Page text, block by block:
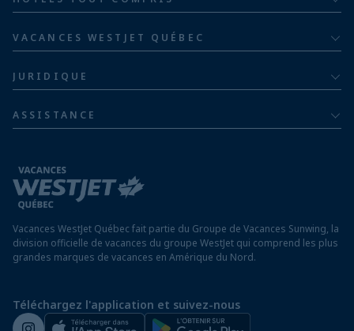
Pour les familles
Familles de cinq ou plus
Groupe hôtelier Barceló
Hôtels en République dominicaine
Hôtels en Jamaïque
Hôtels au Mexique
Hôtels au Panama
Hôtels à Saint-Martin
VACANCES WESTJET QUÉBEC
Communiquer avec nous
Informations sur la compagnie aérienne
JURIDIQUE
Modalités et conditions
Rapport sur l’esclavage moderne
ASSISTANCE
Avis aux voyageurs
Exigences d’entrée à destination
Assurez vos vacances
Voyager depuis un aéroport hors Québec
Salle de presse de WestJet
Vacances WestJet Québec fait partie du Groupe de Vacances Sunwing, la
division officielle de vacances du groupe WestJet qui comprend les plus
grandes marques de vacances en Amérique du Nord.
Téléchargez l'application et suivez-nous